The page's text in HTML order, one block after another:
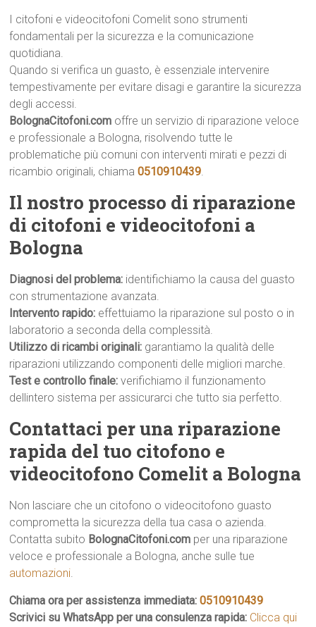
I citofoni e videocitofoni Comelit sono strumenti
fondamentali per la sicurezza e la comunicazione
quotidiana.
Quando si verifica un guasto, è essenziale intervenire
tempestivamente per evitare disagi e garantire la sicurezza
degli accessi.
BolognaCitofoni.com offre un servizio di riparazione veloce
e professionale a Bologna, risolvendo tutte le
problematiche più comuni con interventi mirati e pezzi di
ricambio originali, chiama0510910439.
Il nostro processo di riparazione
di citofoni e videocitofoni a
Bologna
Diagnosi del problema: identifichiamo la causa del guasto
con strumentazione avanzata.
Intervento rapido: effettuiamo la riparazione sul posto o in
laboratorio a seconda della complessità.
Utilizzo di ricambi originali: garantiamo la qualità delle
riparazioni utilizzando componenti delle migliori marche.
Test e controllo finale:verifichiamo il funzionamento
dellintero sistema per assicurarci che tutto sia perfetto.
Contattaci per una riparazione
rapida del tuo citofono e
videocitofono Comelit a Bologna
Non lasciare che un citofono o videocitofono guasto
comprometta la sicurezza della tua casa o azienda.
Contatta subito BolognaCitofoni.com per una riparazione
veloce e professionale a Bologna, anche sulle tue
automazioni.
Chiama ora per assistenza immediata:0510910439
Scrivici su WhatsApp per una consulenza rapida: Clicca qui